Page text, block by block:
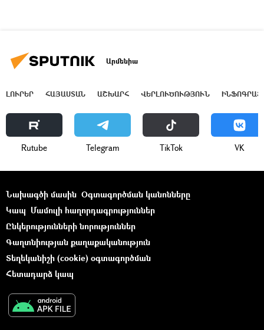
Արմենիա
ԼՈՒՐԵՐ ՀԱՅԱՍՏԱՆ ԱՇԽԱՐՀ ՎԵՐԼՈՒԾՈՒԹՅՈՒՆ
Rutube Telegram ТikТоk VK
Նախագծի մասին Օգտագործման կանոնները
Կապ Մամուլի հաղորդագրություններ
Ընկերությունների նորություններ
Գաղտնիության քաղաքականություն
Տեղեկանիշի (cookie) օգտագործման
Հետադարձ կապ